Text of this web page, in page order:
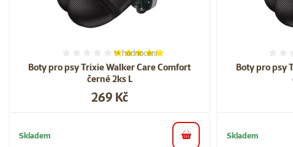
Boty pro psy Trixie Walker Care Comfort
černé 2ks L
Hodnocení 100%, počet hodnocení: 1
1×hodnocení
Cena
269 Kč
Skladem do košíku
Boty pro psy
Skladem